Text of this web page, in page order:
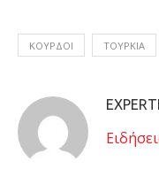
ΚΟΥΡΔΟΙ ΤΟΥΡΚΙΑ